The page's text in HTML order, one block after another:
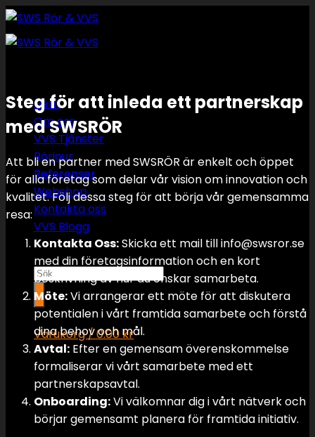
Skip
to
content
Hem
Om oss
VVS Tjänster
Rörjour
Referenser
Webshop
Kontakta oss
VVS Blogg
Sök
efter:
Varukorg /0.00kr
Inga produkter i varukorgen.
Varukorg
Inga produkter i varukorgen.
Steg för att inleda ett partnerskap
med SWSRÖR
Att bli en partner med SWSRÖR är enkelt och öppet
för alla företag som delar vår vision om innovation och
kvalitet. Följ dessa steg för att börja vår gemensamma
resa:
Kontakta Oss:Skicka ett mail till info@swsror.se
med din företagsinformation och en kort
beskrivning av hur du önskar samarbeta.
Möte:Vi arrangerar ett möte för att diskutera
potentialen i vårt framtida samarbete och förstå
dina behov och mål.
Avtal: Efter en gemensam överenskommelse
formaliserar vi vårt samarbete med ett
partnerskapsavtal.
Onboarding:Vi välkomnar dig i vårt nätverk och
börjar gemensamt planera för framtida initiativ.